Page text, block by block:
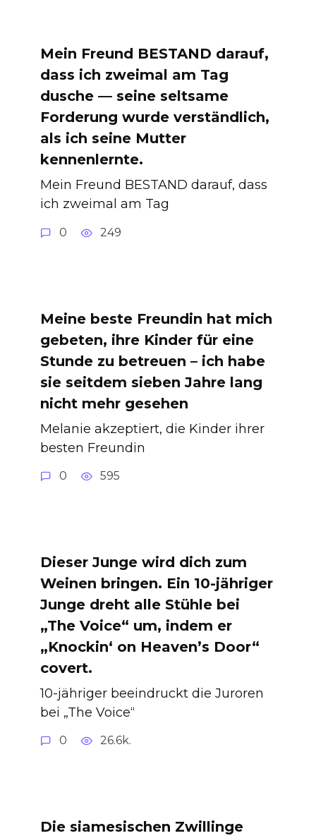
Mein Freund BESTAND darauf,
dass ich zweimal am Tag
dusche — seine seltsame
Forderung wurde verständlich,
als ich seine Mutter
kennenlernte.
Mein Freund BESTAND darauf, dass
ich zweimal am Tag
0 249
Meine beste Freundin hat mich
gebeten, ihre Kinder für eine
Stunde zu betreuen – ich habe
sie seitdem sieben Jahre lang
nicht mehr gesehen
Melanie akzeptiert, die Kinder ihrer
besten Freundin
0 595
Dieser Junge wird dich zum
Weinen bringen. Ein 10-jähriger
Junge dreht alle Stühle bei
„The Voice“ um, indem er
„Knockin‘ on Heaven’s Door“
covert.
10-jähriger beeindruckt die Juroren
bei „The Voice“
0 26.6k.
Die siamesischen Zwillinge